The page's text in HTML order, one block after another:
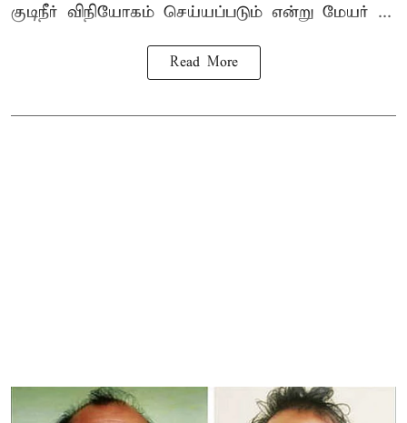
குடிநீர் விநியோகம் செய்யப்படும் என்று மேயர் ...
Read More